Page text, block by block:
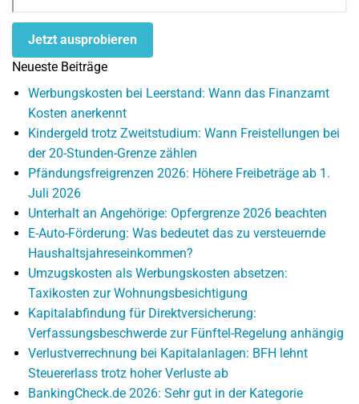
Jetzt ausprobieren
Neueste Beiträge
Werbungskosten bei Leerstand: Wann das Finanzamt
Kosten anerkennt
Kindergeld trotz Zweitstudium: Wann Freistellungen bei
der 20-Stunden-Grenze zählen
Pfändungsfreigrenzen 2026: Höhere Freibeträge ab 1.
Juli 2026
Unterhalt an Angehörige: Opfergrenze 2026 beachten
E-Auto-Förderung: Was bedeutet das zu versteuernde
Haushaltsjahreseinkommen?
Umzugskosten als Werbungskosten absetzen:
Taxikosten zur Wohnungsbesichtigung
Kapitalabfindung für Direktversicherung:
Verfassungsbeschwerde zur Fünftel-Regelung anhängig
Verlustverrechnung bei Kapitalanlagen: BFH lehnt
Steuererlass trotz hoher Verluste ab
BankingCheck.de 2026: Sehr gut in der Kategorie